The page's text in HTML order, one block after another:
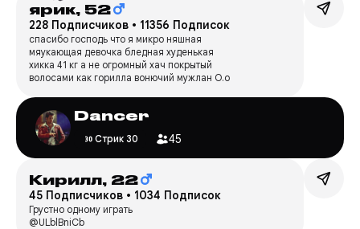
ярик, 52
228 Подписчиков • 11356 Подписок
спасибо господь что я микро няшная
мяукающая девочка бледная худенькая
хикка 41 кг а не огромный хач покрытый
волосами как горилла вонючий мужлан О.о
Dancer
Стрик 30 45
Кирилл, 22
45 Подписчиков • 1034 Подписок
Грустно одному играть
@ULblBniCb